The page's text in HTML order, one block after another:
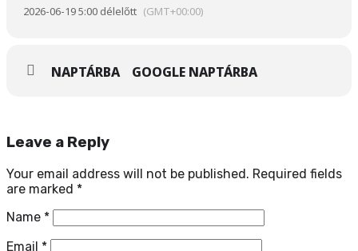
2026-06-19 5:00 délelőtt (GMT+00:00)
NAPTÁRBA GOOGLE NAPTÁRBA
Leave a Reply
Your email address will not be published. Required fields
are marked *
Name *
Email *